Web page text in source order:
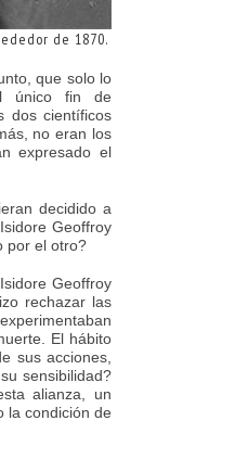
de 1870.
que solo lo
único fin de
dos científicos
no eran los
expresado el
decidido a
Geoffroy
por el otro?
Geoffroy
rechazar las
El hábito
sus acciones,
sensibilidad?
alianza, un
la condición de